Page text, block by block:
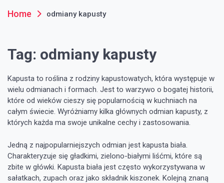
Home odmiany kapusty
Tag: odmiany kapusty
Kapusta to roślina z rodziny kapustowatych, która występuje w
wielu odmianach i formach. Jest to warzywo o bogatej historii,
które od wieków cieszy się popularnością w kuchniach na
całym świecie. Wyróżniamy kilka głównych odmian kapusty, z
których każda ma swoje unikalne cechy i zastosowania.
Jedną z najpopularniejszych odmian jest kapusta biała.
Charakteryzuje się gładkimi, zielono-białymi liśćmi, które są
zbite w główki. Kapusta biała jest często wykorzystywana w
sałatkach, zupach oraz jako składnik kiszonek. Kolejną znaną